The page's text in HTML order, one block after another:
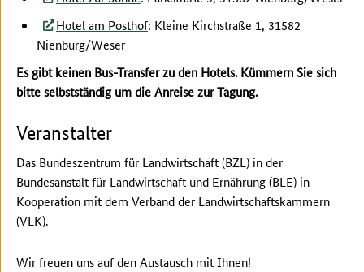
Hotel am Posthof: Kleine Kirchstraße 1, 31582
Nienburg/Weser
Es gibt keinen Bus-Transfer zu den Hotels. Kümmern Sie sich
bitte selbstständig um die Anreise zur Tagung.
Veranstalter
Das Bundeszentrum für Landwirtschaft (BZL) in der
Bundesanstalt für Landwirtschaft und Ernährung (BLE) in
Kooperation mit dem Verband der Landwirtschaftskammern
(VLK).
Wir freuen uns auf den Austausch mit Ihnen!